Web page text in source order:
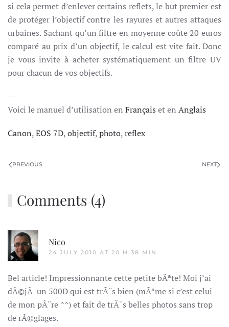
si cela permet d’enlever certains reflets, le but premier est
de protéger l’objectif contre les rayures et autres attaques
urbaines. Sachant qu’un filtre en moyenne coûte 20 euros
comparé au prix d’un objectif, le calcul est vite fait. Donc
je vous invite à acheter systématiquement un filtre UV
pour chacun de vos objectifs.
—
Voici le manuel d’utilisation en Français et en Anglais
Canon,EOS 7D,objectif,photo,reflex
PREVIOUS NEXT
Comments (4)
Nico
24 JULY 2010 AT 20 H 38 MIN
Bel article! Impressionnante cette petite bÃªte! Moi j’ai
dÃ©jÃ un 500D qui est trÃ¨s bien (mÃªme si c’est celui
de mon pÃ¨re ^^) et fait de trÃ¨s belles photos sans trop
de rÃ©glages.